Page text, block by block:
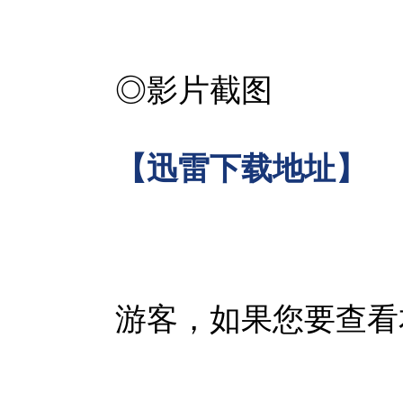
◎影片截图
【迅雷下载地址】
游客，如果您要查